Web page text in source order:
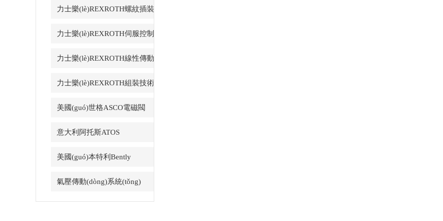
力士樂(lè)REXROTH螺紋插裝
力士樂(lè)REXROTH伺服控制
力士樂(lè)REXROTH線性傳動
(dòng)
力士樂(lè)REXROTH組裝技術
(shù)
美國(guó)世格ASCO電磁閥
意大利阿托斯ATOS
美國(guó)本特利Bently
氣壓傳動(dòng)系統(tǒng)